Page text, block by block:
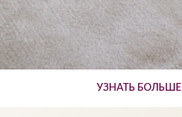
УЗНАТЬ БОЛЬШЕ